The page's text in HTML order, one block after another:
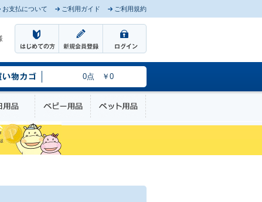
お支払について ご利用ガイド ご利用規約
0点 ￥0
ア 日用品 ベビー用品 ペット用品